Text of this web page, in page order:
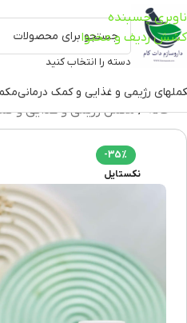
ناوبری چسبنده
کشش ردیف و محتوا
دسته را انتخاب کنید
رژیمی و غذایی و کمک درمانی
خانه مکمل رژیمی و غذایی و
-35%
نکستایل